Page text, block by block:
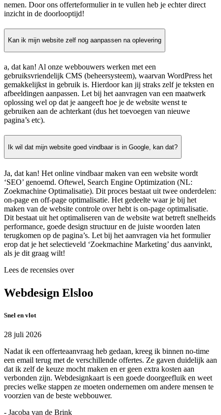
nemen. Door ons offerteformulier in te vullen heb je echter direct
inzicht in de doorlooptijd!
Kan ik mijn website zelf nog aanpassen na oplevering
a, dat kan! Al onze webbouwers werken met een
gebruiksvriendelijk CMS (beheersysteem), waarvan WordPress het
gemakkelijkst in gebruik is. Hierdoor kan jij straks zelf je teksten en
afbeeldingen aanpassen. Let bij het aanvragen van een maatwerk
oplossing wel op dat je aangeeft hoe je de website wenst te
gebruiken aan de achterkant (dus het toevoegen van nieuwe
pagina’s etc).
Ik wil dat mijn website goed vindbaar is in Google, kan dat?
Ja, dat kan! Het online vindbaar maken van een website wordt
‘SEO’ genoemd. Oftewel, Search Engine Optimization (NL:
Zoekmachine Optimalisatie). Dit proces bestaat uit twee onderdelen:
on-page en off-page optimalisatie. Het gedeelte waar je bij het
maken van de website controle over hebt is on-page optimalisatie.
Dit bestaat uit het optimaliseren van de website wat betreft snelheids
performance, goede design structuur en de juiste woorden laten
terugkomen op de pagina’s. Let bij het aanvragen via het formulier
erop dat je het selectieveld ‘Zoekmachine Marketing’ dus aanvinkt,
als je dit graag wilt!
Lees de recensies over
Webdesign Elsloo
Snel en vlot
28 juli 2026
Nadat ik een offerteaanvraag heb gedaan, kreeg ik binnen no-time
een email terug met de verschillende offertes. Ze gaven duidelijk aan
dat ik zelf de keuze mocht maken en er geen extra kosten aan
verbonden zijn. Webdesignkaart is een goede doorgeefluik en weet
precies welke stappen ze moeten ondernemen om andere mensen te
voorzien van de beste webbouwer.
- Jacoba van de Brink